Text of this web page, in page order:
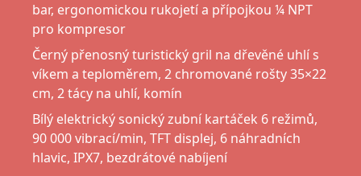
bar, ergonomickou rukojetí a přípojkou ¼ NPT
pro kompresor
Černý přenosný turistický gril na dřevěné uhlí s
víkem a teploměrem, 2 chromované rošty 35×22
cm, 2 tácy na uhlí, komín
Bílý elektrický sonický zubní kartáček 6 režimů,
90 000 vibrací/min, TFT displej, 6 náhradních
hlavic, IPX7, bezdrátové nabíjení